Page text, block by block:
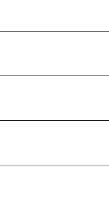
županija
Pays